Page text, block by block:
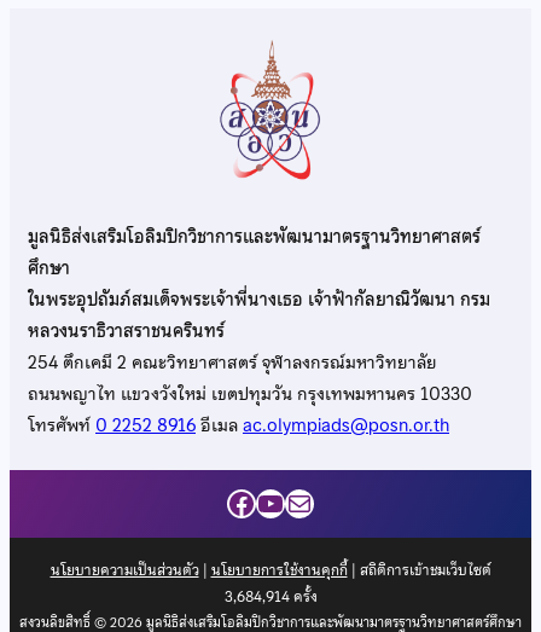
มูลนิธิส่งเสริมโอลิมปิกวิชาการและพัฒนามาตรฐานวิทยาศาสตร์
ศึกษา
ในพระอุปถัมภ์สมเด็จพระเจ้าพี่นางเธอ เจ้าฟ้ากัลยาณิวัฒนา กรม
หลวงนราธิวาสราชนครินทร์
254 ตึกเคมี 2 คณะวิทยาศาสตร์ จุฬาลงกรณ์มหาวิทยาลัย
ถนนพญาไท แขวงวังใหม่ เขตปทุมวัน กรุงเทพมหานคร 10330
โทรศัพท์0 2252 8916อีเมลac.olympiads@posn.or.th
Facebook
YouTube
Mail
นโยบายความเป็นส่วนตัว| นโยบายการใช้งานคุกกี้| สถิติการเข้าชมเว็บไซต์
3,684,914ครั้ง
สงวนลิขสิทธิ์ © 2026 มูลนิธิส่งเสริมโอลิมปิกวิชาการและพัฒนามาตรฐานวิทยาศาสตร์ศึกษา